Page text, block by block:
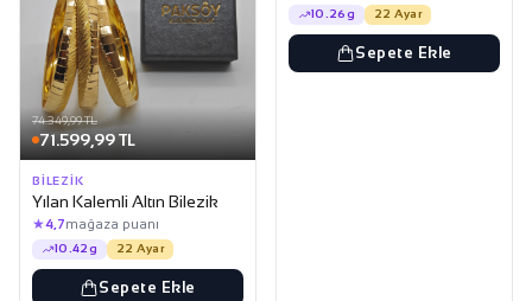
74.349,99 TL
71.599,99 TL
BILEZIK
Yılan Kalemli Altın Bilezik
★4,7mağaza puanı
10.42g 22 Ayar
Sepete Ekle
10.26g 22 Ayar
Sepete Ekle